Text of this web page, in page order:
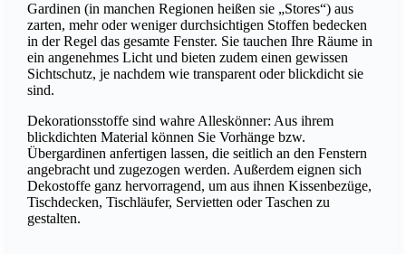
Gardinen (in manchen Regionen heißen sie „Stores“) aus
zarten, mehr oder weniger durchsichtigen Stoffen bedecken
in der Regel das gesamte Fenster. Sie tauchen Ihre Räume in
ein angenehmes Licht und bieten zudem einen gewissen
Sichtschutz, je nachdem wie transparent oder blickdicht sie
sind.
Dekorationsstoffe sind wahre Alleskönner: Aus ihrem
blickdichten Material können Sie Vorhänge bzw.
Übergardinen anfertigen lassen, die seitlich an den Fenstern
angebracht und zugezogen werden. Außerdem eignen sich
Dekostoffe ganz hervorragend, um aus ihnen Kissenbezüge,
Tischdecken, Tischläufer, Servietten oder Taschen zu
gestalten.